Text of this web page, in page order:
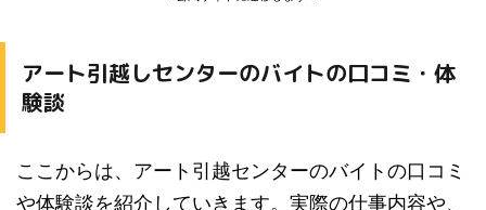
アート引越しセンターのバイトの口コミ・体
験談
ここからは、アート引越センターのバイトの口コミ
や体験談を紹介していきます。実際の仕事内容や、